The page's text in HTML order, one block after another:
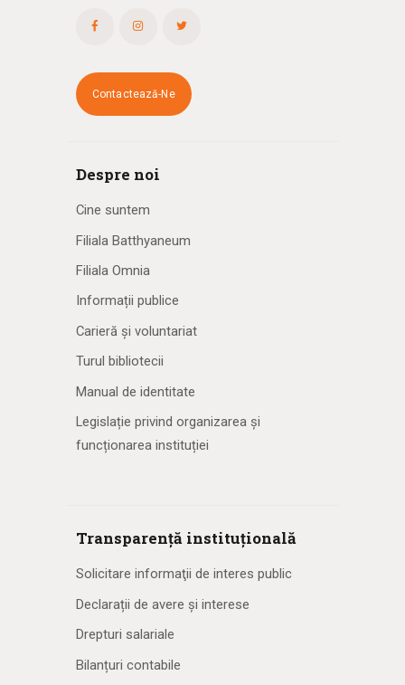
Contactează-Ne
Despre noi
Cine suntem
Filiala Batthyaneum
Filiala Omnia
Informații publice
Carieră și voluntariat
Turul bibliotecii
Manual de identitate
Legislație privind organizarea și
funcționarea instituției
Transparență instituțională
Solicitare informaţii de interes public
Declarații de avere și interese
Drepturi salariale
Bilanțuri contabile